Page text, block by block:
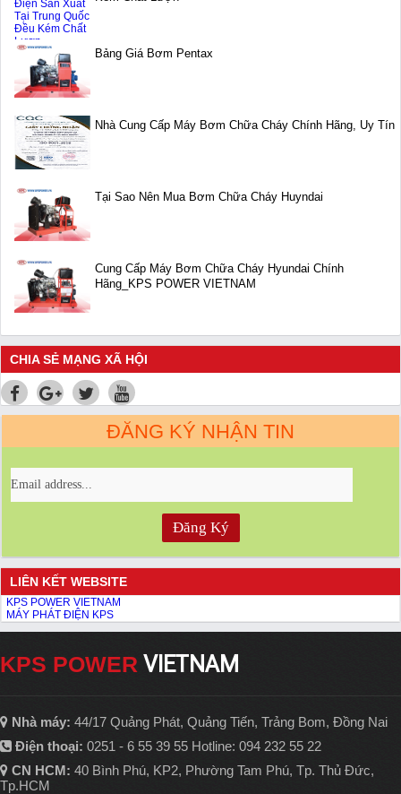
Bảng Giá Bơm Pentax
Nhà Cung Cấp Máy Bơm Chữa Cháy Chính Hãng, Uy Tín
Tại Sao Nên Mua Bơm Chữa Cháy Huyndai
Cung Cấp Máy Bơm Chữa Cháy Hyundai Chính
Hãng_KPS POWER VIETNAM
CHIA SẺ MẠNG XÃ HỘI
ĐĂNG KÝ NHẬN TIN
LIÊN KẾT WEBSITE
KPS POWER VIETNAM
MÁY PHÁT ĐIỆN KPS
KPS POWER VIETNAM
Nhà máy: 44/17 Quảng Phát, Quảng Tiến, Trảng Bom, Đồng Nai
Điện thoại: 0251 - 6 55 39 55 Hotline: 094 232 55 22
CN HCM: 40 Bình Phú, KP2, Phường Tam Phú, Tp. Thủ Đức,
Tp.HCM